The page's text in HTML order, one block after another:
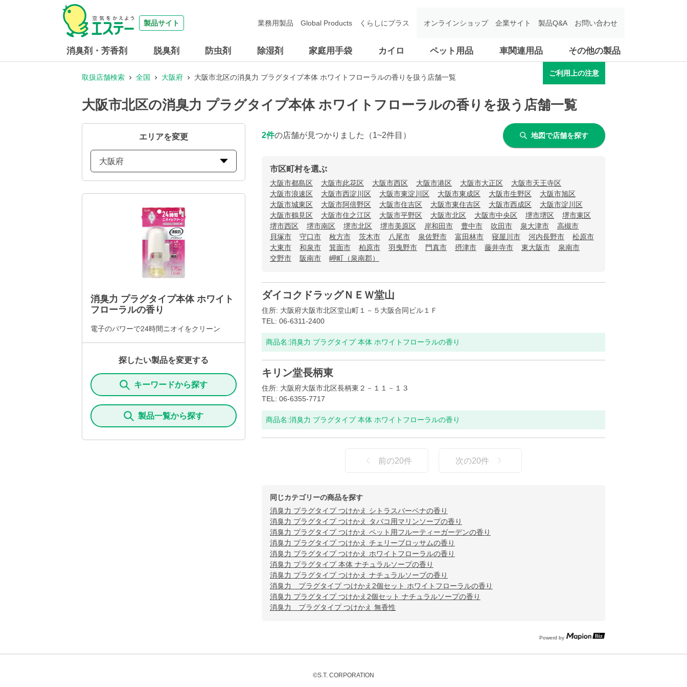
製品サイト
消臭剤・芳香剤 脱臭剤 防虫剤 除湿剤 家庭用手袋 カイロ ペット用品 車関連用品 その他の製品
業務用製品 Global Products くらしにプラス オンラインショップ 企業サイト 製品Q&A お問い合わせ
取扱店舗検索 全国 大阪府 大阪市北区の消臭力 プラグタイプ本体 ホワイトフローラルの香りを扱う店舗一覧
ご利用上の注意
大阪市北区の消臭力 プラグタイプ本体 ホワイトフローラルの香りを扱う店舗一覧
エリアを変更
大阪府
消臭力 プラグタイプ本体 ホワイト
フローラルの香り
電子のパワーで24時間ニオイをクリーン
探したい製品を変更する
キーワードから探す
製品一覧から探す
2件の店舗が見つかりました （1~2件目） 地図で店舗を探す
市区町村を選ぶ
大阪市都島区 大阪市此花区 大阪市西区 大阪市港区 大阪市大正区
大阪市天王寺区
大阪市浪速区
大阪市西淀川区 大阪市東淀川区 大阪市東成区 大阪市生野区
大阪市旭区
大阪市城東区
大阪市阿倍野区 大阪市住吉区 大阪市東住吉区 大阪市西成区
大阪市淀川区
大阪市鶴見区
大阪市住之江区 大阪市平野区 大阪市北区 大阪市中央区 堺市堺区
堺市東区
堺市西区
堺市南区 堺市北区 堺市美原区 岸和田市 豊中市 吹田市 泉大津市
高槻市
貝塚市
守口市 枚方市 茨木市 八尾市 泉佐野市 富田林市 寝屋川市 河内長野市
松原市
大東市
和泉市 箕面市 柏原市 羽曳野市 門真市 摂津市 藤井寺市 東大阪市
泉南市
交野市
阪南市 岬町（泉南郡）
ダイコクドラッグＮＥＷ堂山
住所: 大阪府大阪市北区堂山町１－５大阪合同ビル１Ｆ
TEL: 06-6311-2400
商品名:消臭力 プラグタイプ 本体 ホワイトフローラルの香り
キリン堂長柄東
住所: 大阪府大阪市北区長柄東２－１１－１３
TEL: 06-6355-7717
商品名:消臭力 プラグタイプ 本体 ホワイトフローラルの香り
前の20件 次の20件
同じカテゴリーの商品を探す
消臭力 プラグタイプ つけかえ シトラスバーベナの香り
消臭力 プラグタイプ つけかえ タバコ用マリンソープの香り
消臭力 プラグタイプ つけかえ ペット用フルーティーガーデンの香り
消臭力 プラグタイプ つけかえ チェリーブロッサムの香り
消臭力 プラグタイプ つけかえ ホワイトフローラルの香り
消臭力 プラグタイプ 本体 ナチュラルソープの香り
消臭力 プラグタイプ つけかえ ナチュラルソープの香り
消臭力 プラグタイプ つけかえ2個セット ホワイトフローラルの香り
消臭力 プラグタイプ つけかえ2個セット ナチュラルソープの香り
消臭力 プラグタイプ つけかえ 無香性
Powerd by
©S.T. CORPORATION